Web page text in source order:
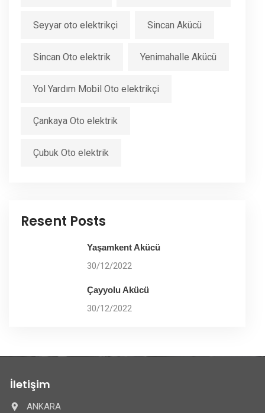
Seyyar oto elektrikçi Sincan Akücü
Sincan Oto elektrik Yenimahalle Akücü
Yol Yardım Mobil Oto elektrikçi
Çankaya Oto elektrik
Çubuk Oto elektrik
Resent Posts
Yaşamkent Akücü
30/12/2022
Çayyolu Akücü
30/12/2022
İletişim
ANKARA